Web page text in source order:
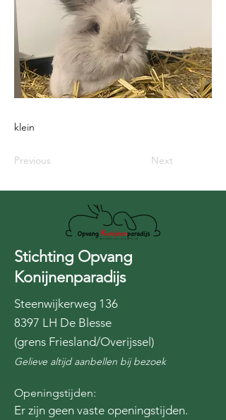
klein
Previous Next
Stichting Opvang
Konijnenparadijs
Steenwijkerweg 136
8397 LH De Blesse
(grens Friesland/Overijssel)
Gelieve altijd aanbellen bij bezoek
Openingstijden:
Er zijn geen vaste openingstijden.